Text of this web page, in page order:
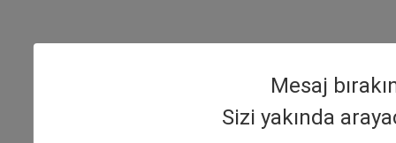
Mesaj
Sizi yakında